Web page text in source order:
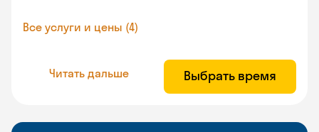
Все услуги и цены (4)
Читать дальше Выбрать время